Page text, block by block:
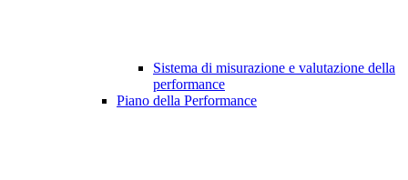
Sistema di misurazione e valutazione della
performance
Piano della Performance